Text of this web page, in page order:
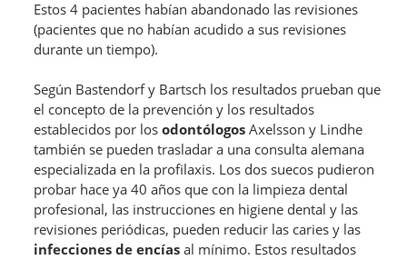
Estos 4 pacientes habían abandonado las revisiones
(pacientes que no habían acudido a sus revisiones
durante un tiempo).
Según Bastendorf y Bartsch los resultados prueban que
el concepto de la prevención y los resultados
establecidos por losodontólogos Axelsson y Lindhe
también se pueden trasladar a una consulta alemana
especializada en la profilaxis. Los dos suecos pudieron
probar hace ya 40 años que con la limpieza dental
profesional, las instrucciones en higiene dental y las
revisiones periódicas, pueden reducir las caries y las
infecciones de encíasal mínimo. Estos resultados